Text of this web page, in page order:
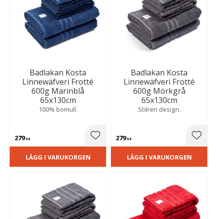
Badlakan Kosta
Linnewäfveri Frotté
600g Marinblå
65x130cm
100% bomull.
279KR Lägg till i favoriter
LÄGG I VARUKORGEN
Badlakan Kosta
Linnewäfveri Frotté
600g Mörkgrå
65x130cm
Stilren design.
279KR
LÄGG I VARUKORGEN